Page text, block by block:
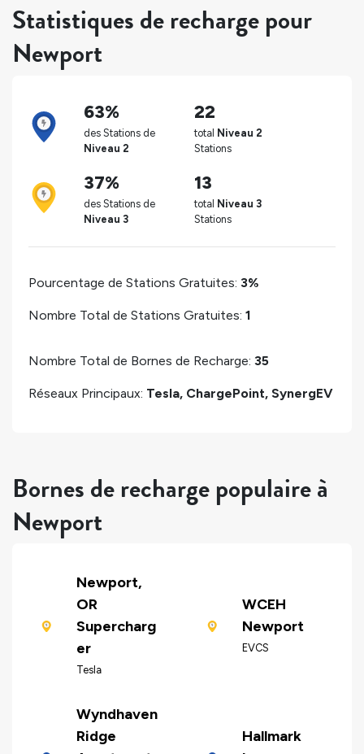
Statistiques de recharge pour
Newport
63%
des Stations de
Niveau 2
22
total Niveau 2
Stations
37%
des Stations de
Niveau 3
13
total Niveau 3
Stations
Pourcentage de Stations Gratuites: 3%
Nombre Total de Stations Gratuites: 1
Nombre Total de Bornes de Recharge: 35
Réseaux Principaux: Tesla, ChargePoint, SynergEV
Bornes de recharge populaire à
Newport
Newport,
OR
Supercharg
er
Tesla
WCEH
Newport
EVCS
Wyndhaven
Ridge
Hallmark